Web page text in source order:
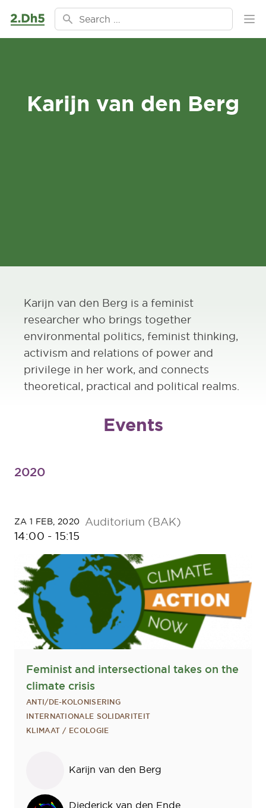
Ga naar de inhoud
Search for:
Karijn van den Berg
Karijn van den Berg is a feminist
researcher who brings together
environmental politics, feminist thinking,
activism and relations of power and
privilege in her work, and connects
theoretical, practical and political realms.
Events
2020
ZA 1 FEB, 2020
14:00 -15:15
Auditorium (BAK)
Feminist and intersectional takes on the
climate crisis
ANTI/DE-KOLONISERING
INTERNATIONALE SOLIDARITEIT
KLIMAAT / ECOLOGIE
Karijn van den Berg
Diederick van den Ende